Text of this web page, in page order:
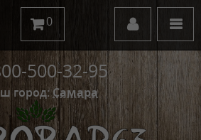
город:Самара
500-32-95
0